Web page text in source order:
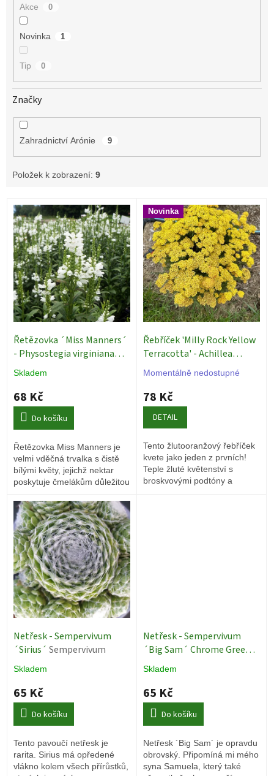
Akce 0
Novinka 1
Tip 0
Značky
Zahradnictví Arónie 9
Položek k zobrazení: 9
Řetězovka ´Miss Manners´
- Physostegia virginiana
Trvalky
Skladem
68 Kč
Do košíku
Řetězovka Miss Manners je
velmi vděčná trvalka s čistě
bílými květy, jejichž nektar
poskytuje čmelákům důležitou
Novinka
Řebříček 'Milly Rock Yellow
Terracotta' - Achillea
millefolium
Trvalky
Momentálně nedostupné
78 Kč
DETAIL
Tento žlutooranžový řebříček
kvete jako jeden z prvních!
Teple žluté květenství s
broskvovými podtóny a
Netřesk - Sempervivum
´Sirius´ Sempervivum
Skladem
65 Kč
Do košíku
Tento pavoučí netřesk je
rarita. Sirius má opředené
vlákno kolem všech přírůstků,
Netřesk - Sempervivum
´Big Sam´ Chrome Green
Sempervivum
Skladem
65 Kč
Do košíku
Netřesk ´Big Sam´ je opravdu
obrovský. Připomíná mi mého
syna Samuela, který také